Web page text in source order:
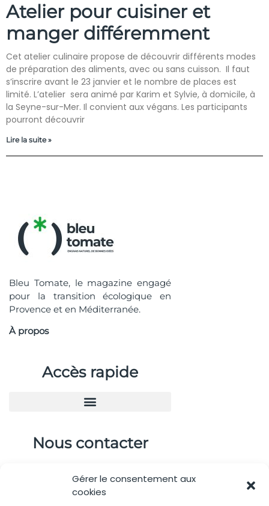
Gérer le consentement aux
cookies
Atelier pour cuisiner et
manger différemment
Cet atelier culinaire propose de découvrir différents modes
de préparation des aliments, avec ou sans cuisson. Il faut
s’inscrire avant le 23 janvier et le nombre de places est
limité. L’atelier sera animé par Karim et Sylvie, à domicile, à
la Seyne-sur-Mer. Il convient aux végans. Les participants
pourront découvrir
Lire la suite »
Bleu Tomate, le magazine engagé
pour la transition écologique en
Provence et en Méditerranée.
À propos
Accès rapide
Nous contacter
contactBT@bleu-tomate.fr